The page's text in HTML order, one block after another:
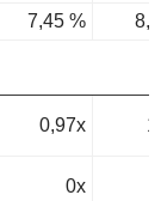
7,45 %
0,97x
0x